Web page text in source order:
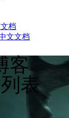
档
文文档
客
表